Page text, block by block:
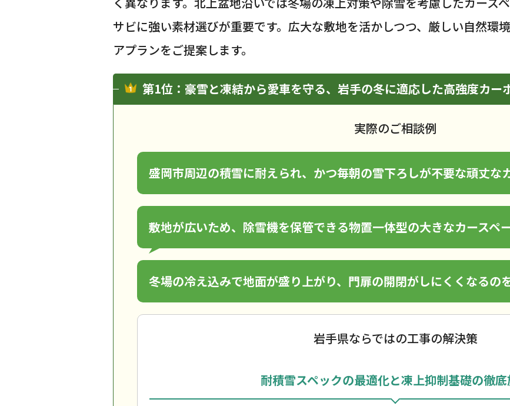
サビに強い素材選びが重要です。広大な敷地を活かしつつ、厳しい自然環
アプランをご提案します。
第1位：豪雪と凍結から愛車を守る、岩手の冬に適応した高強度カー
実際のご相談例
盛岡市周辺の積雪に耐えられ、かつ毎朝の雪下ろしが不要な頑丈な
敷地が広いため、除雪機を保管できる物置一体型の大きなカースペ
冬場の冷え込みで地面が盛り上がり、門扉の開閉がしにくくなるの
岩手県ならではの工事の解決策
耐積雪スペックの最適化と凍上抑制基礎の徹